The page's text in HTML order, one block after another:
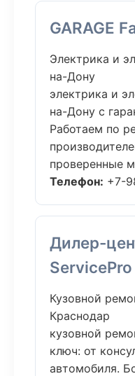
GARAGE
Электрика и
на-Дону
электрика и
на-Дону с
Работаем по
проверенные
Телефон: +7-
Дилер-
ServicePro
Кузовной
Краснодар
кузовной
ключ: от
автомобиля.